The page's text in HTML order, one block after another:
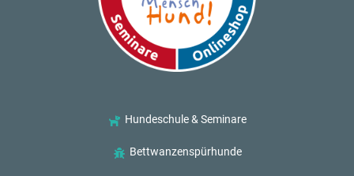
Hundeschule & Seminare
Bettwanzenspürhunde